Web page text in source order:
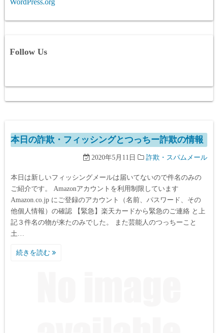
WordPress.org
Follow Us
本日の詐欺・フィッシングとつっちー詐欺の情報
2020年5月11日 詐欺・スパムメール
本日は新しいフィッシングメールは届いてないので件名のみの
ご紹介です。 Amazonアカウントを利用制限しています
Amazon.co.jp にご登録のアカウント（名前、パスワード、その
他個人情報）の確認 【緊急】楽天カードから緊急のご連絡 と上
記３件名の物が来たのみでした。 また芸能人のつっちーこと
土…
続きを読む